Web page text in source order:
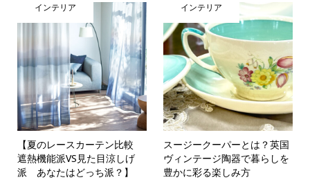
インテリア
【夏のレースカーテン比較
遮熱機能派VS見た目涼しげ
派 あなたはどっち派？】
インテリア
スージークーパーとは？英国
ヴィンテージ陶器で暮らしを
豊かに彩る楽しみ方